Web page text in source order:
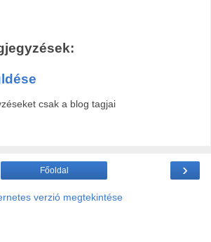
csak a blog tagjai
›
Főoldal
verzió megtekintése